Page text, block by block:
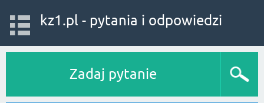
kz1.pl - pytania i odpowiedzi
Zadaj pytanie